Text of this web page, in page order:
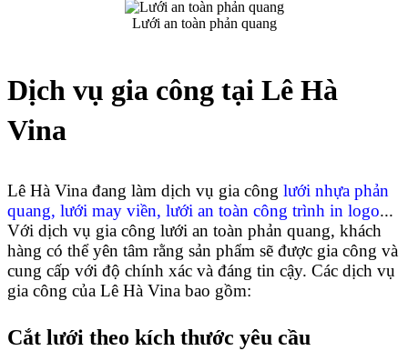
Lưới an toàn phản quang
Dịch vụ gia công tại Lê Hà
Vina
Lê Hà Vina đang làm dịch vụ gia công lưới nhựa phản
quang, lưới may viền, lưới an toàn công trình in logo...
Với dịch vụ gia công lưới an toàn phản quang, khách
hàng có thể yên tâm rằng sản phẩm sẽ được gia công và
cung cấp với độ chính xác và đáng tin cậy. Các dịch vụ
gia công của Lê Hà Vina bao gồm:
Cắt lưới theo kích thước yêu cầu